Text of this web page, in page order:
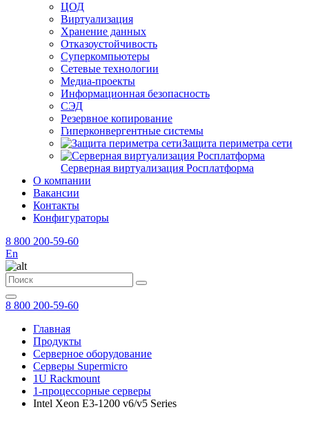
ЦОД
Виртуализация
Хранение данных
Отказоустойчивость
Суперкомпьютеры
Сетевые технологии
Медиа-проекты
Информационная безопасность
СЭД
Резервное копирование
Гиперконвергентные системы
Защита периметра сети
Серверная виртуализация Росплатформа
О компании
Вакансии
Контакты
Конфигураторы
8 800 200-59-60
En
8 800 200-59-60
Главная
Продукты
Серверное оборудование
Серверы Supermicro
1U Rackmount
1-процессорные серверы
Intel Xeon E3-1200 v6/v5 Series